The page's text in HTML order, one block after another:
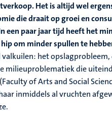
Het is altijd wel
die draait op groei en
een paar jaar tijd heeft het
om minder spullen te
het
milieuproblematiek die
of Arts and Social
inmiddels al vruchten